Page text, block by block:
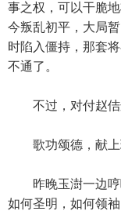
事之权，可以干脆
今叛乱初平，大局暂
时陷入僵持，那套
不通了。
不过，对付赵佶
歌功颂德，献上
昨晚玉澍一边哼
如何圣明，如何领袖